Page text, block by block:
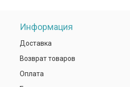
Информация
Доставка
Возврат товаров
Оплата